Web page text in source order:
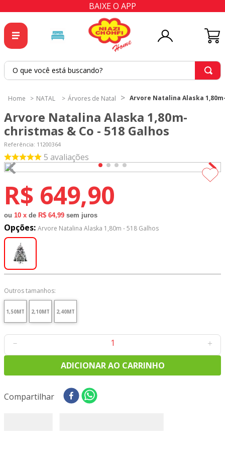
BAIXE O APP
O que você está buscando?
NATAL Árvores de Natal Arvore Natalina Alaska
Arvore Natalina Alaska 1,80m-
christmas & Co - 518 Galhos
Referência: 11200364
5 avaliações
R$ 649,90
ou 10 x de R$ 64,99 sem juros
Opções: Arvore Natalina Alaska 1,80m - 518 Galhos
Outros tamanhos:
1,50MT 2,10MT 2,40MT
＋
－
ADICIONAR AO CARRINHO
Compartilhar
2
tapete
cortina
4º
tecido percal
5
6º
percal
7º
tecido tricoline
8º
tricoline digital
9º
10º tapete sisal